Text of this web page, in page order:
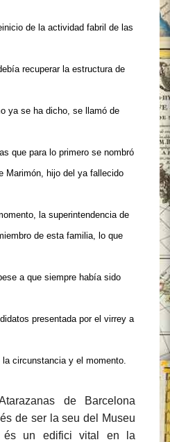
de la actividad fabril de las
recuperar la estructura de
ya se ha dicho, se llamó de
que para lo primero se nombró
Marimón, hijo del ya fallecido
la superintendencia de
de esta familia, lo que
a que siempre había sido
presentada por el virrey a
circunstancia y el momento.
de Barcelona
de ser la seu del Museu
és un edifici vital en la